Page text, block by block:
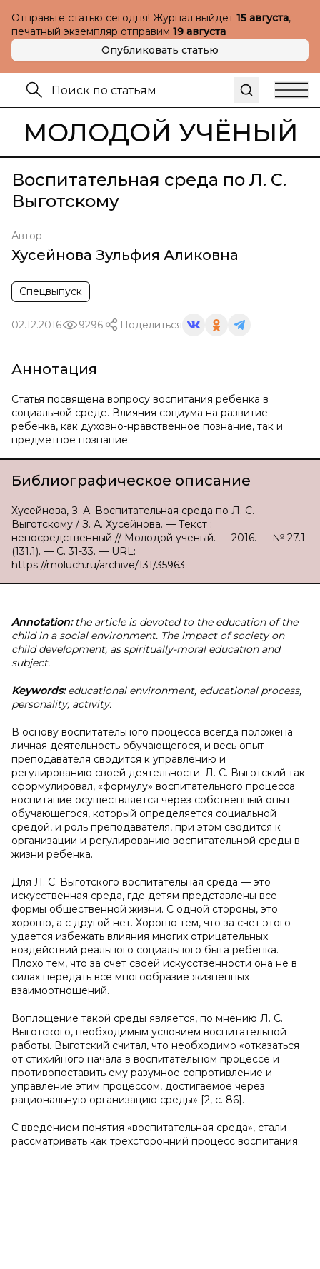
Отправьте статью сегодня! Журнал выйдет 15 августа,
печатный экземпляр отправим 19 августа
Опубликовать статью
МОЛОДОЙ УЧЁНЫЙ
Воспитательная среда по Л. С.
Выготскому
Автор
Хусейнова Зульфия Аликовна
Спецвыпуск
02.12.2016 9296 Поделиться
Аннотация
Статья посвящена вопросу воспитания ребенка в
социальной среде. Влияния социума на развитие
ребенка, как духовно-нравственное познание, так и
предметное познание.
Библиографическое описание
Хусейнова, З. А. Воспитательная среда по Л. С.
Выготскому / З. А. Хусейнова. — Текст :
непосредственный // Молодой ученый. — 2016. — № 27.1
(131.1). — С. 31-33. — URL:
https://moluch.ru/archive/131/35963.
Annotation:the article is devoted to the education of the
child in a social environment. The impact of society on
child development, as spiritually-moral education and
subject.
Keywords:educational environment, educational process,
personality, activity.
В основу воспитательного процесса всегда положена
личная деятельность обучающегося, и весь опыт
преподавателя сводится к управлению и
регулированию своей деятельности. Л. С. Выготский так
сформулировал, «формулу» воспитательного процесса:
воспитание осуществляется через собственный опыт
обучающегося, который определяется социальной
средой, и роль преподавателя, при этом сводится к
организации и регулированию воспитательной среды в
жизни ребенка.
Для Л. С. Выготского воспитательная среда — это
искусственная среда, где детям представлены все
формы общественной жизни. С одной стороны, это
хорошо, а с другой нет. Хорошо тем, что за счет этого
удается избежать влияния многих отрицательных
воздействий реального социального быта ребенка.
Плохо тем, что за счет своей искусственности она не в
силах передать все многообразие жизненных
взаимоотношений.
Воплощение такой среды является, по мнению Л. С.
Выготского, необходимым условием воспитательной
работы. Выготский считал, что необходимо «отказаться
от стихийного начала в воспитательном процессе и
противопоставить ему разумное сопротивление и
управление этим процессом, достигаемое через
рациональную организацию среды» [2, с. 86].
С введением понятия «воспитательная среда», стали
рассматривать как трехсторонний процесс воспитания: